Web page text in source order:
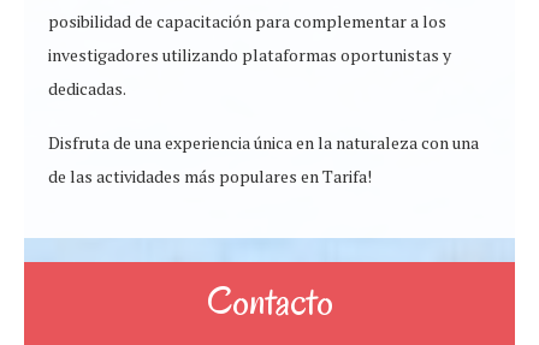
posibilidad de capacitación para complementar a los
investigadores utilizando plataformas oportunistas y
dedicadas.
Disfruta de una experiencia única en la naturaleza con una
de las actividades más populares en Tarifa!
Contacto